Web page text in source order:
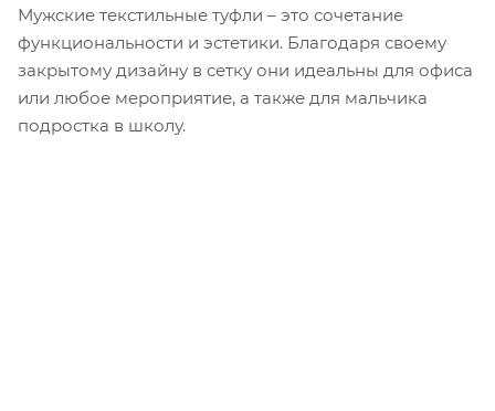
Мужские текстильные туфли – это сочетание
функциональности и эстетики. Благодаря своему
закрытому дизайну в сетку они идеальны для офиса
или любое мероприятие, а также для мальчика
подростка в школу.